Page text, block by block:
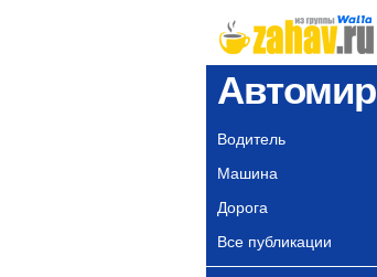
Автомир
Водитель
Машина
Дорога
Все публикации